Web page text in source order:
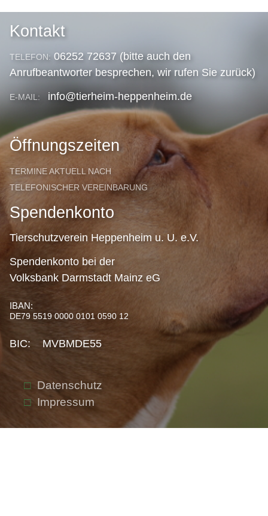
Kontakt
TELEFON: 06252 72637 (bitte auch den
Anrufbeantworter besprechen, wir rufen Sie zurück)
E-MAIL: info@tierheim-heppenheim.de
Öffnungszeiten
TERMINE AKTUELL NACH
TELEFONISCHER VEREINBARUNG
Spendenkonto
Tierschutzverein Heppenheim u. U. e.V.
Spendenkonto bei der
Volksbank Darmstadt Mainz eG
IBAN:
DE79 5519 0000 0101 0590 12
BIC: MVBMDE55
Datenschutz
Impressum